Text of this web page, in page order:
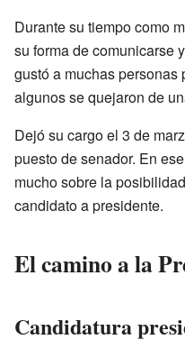
Durante su tiempo como
su forma de comunicarse
gustó a muchas
algunos se quejaron de
Dejó su cargo el 3 de
puesto de senador. En
mucho sobre la
candidato a presidente.
El camino a la
Candidatura